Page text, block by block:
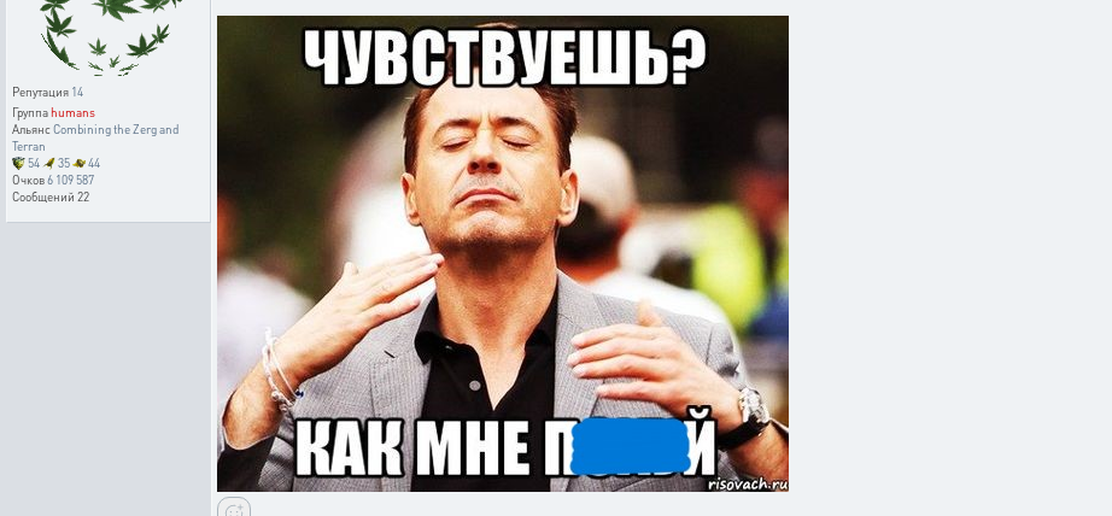
Репутация 14
Группаhumans
АльянсCombining the Zerg and
Terran
54
35
44
Очков6 109 587
Сообщений 22